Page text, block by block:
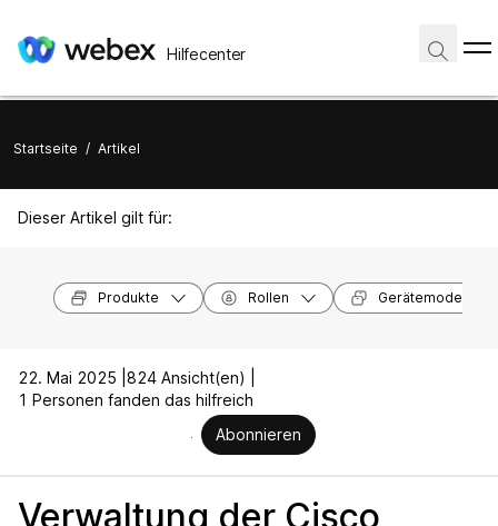
Hilfecenter
Startseite / Artikel
Dieser Artikel gilt für:
Produkte Rollen Gerätemodelle
22. Mai 2025 | 824 Ansicht(en) |
1 Personen fanden das hilfreich
Abonnieren
Verwaltung der Cisco